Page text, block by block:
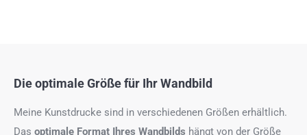
Die optimale Größe für Ihr Wandbild
Meine Kunstdrucke sind in verschiedenen Größen erhältlich.
Das optimale Format Ihres Wandbilds hängt von der Größe